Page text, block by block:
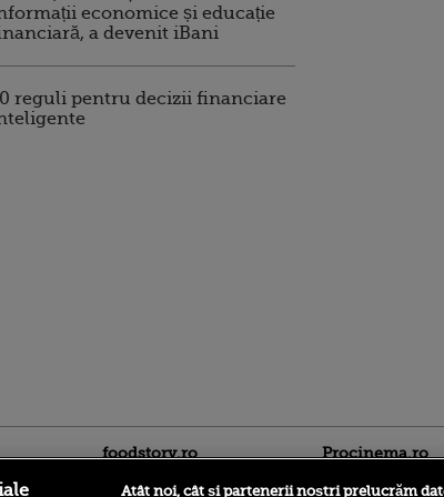
economice și educație
a devenit iBani
reguli pentru decizii financiare
foodstory.ro Procinema.ro
Atât noi, cât și partenerii noștri prelucrăm